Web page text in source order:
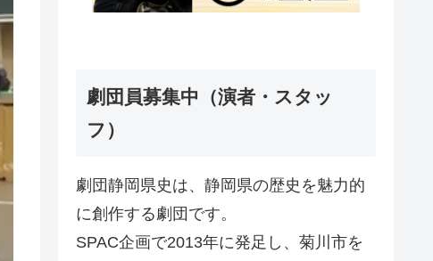
劇団員募集中（演者・スタッ
フ）
劇団静岡県史は、静岡県の歴史を魅力的
に創作する劇団です。
SPAC企画で2013年に発足し、菊川市を